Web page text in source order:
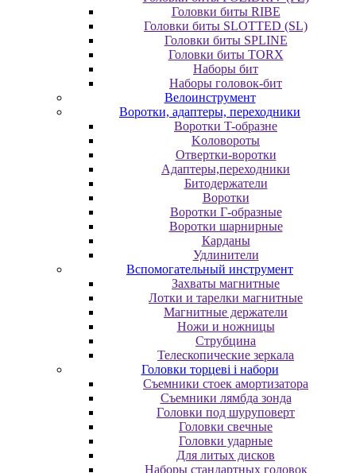
Головки биты RIBE
Головки биты SLOTTED (SL)
Головки биты SPLINE
Головки биты TORX
Наборы бит
Наборы головок-бит
Велоинструмент
Воротки, адаптеры, переходники
Bopoтки T-oбpaзне
Koлoвopoты
Oтвepтки-вopoтки
Адаптеры,переходники
Битодержатели
Воротки
Воротки Г-образные
Воротки шарнирные
Карданы
Удлинители
Вспомогательный инструмент
Захваты магнитные
Лотки и тарелки магнитные
Магнитные держатели
Ножи и ножницы
Струбцина
Телескопические зеркала
Головки торцеві і набори
Cъeмники cтoeк aмopтизaтopa
Cъeмники лямбдa зoндa
Гoлoвки пoд шуpупoвepт
Головки свечные
Головки ударные
Для литых дисков
Наборы стандартных головок